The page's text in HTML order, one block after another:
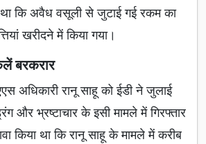
कि अवैध वसूली से जुटाई गई रकम का
खरीदने में किया गया।
बरकरार
अधिकारी रानू साहू को ईडी ने जुलाई
और भ्रष्टाचार के इसी मामले में गिरफ्तार
किया था कि रानू साहू के मामले में करीब